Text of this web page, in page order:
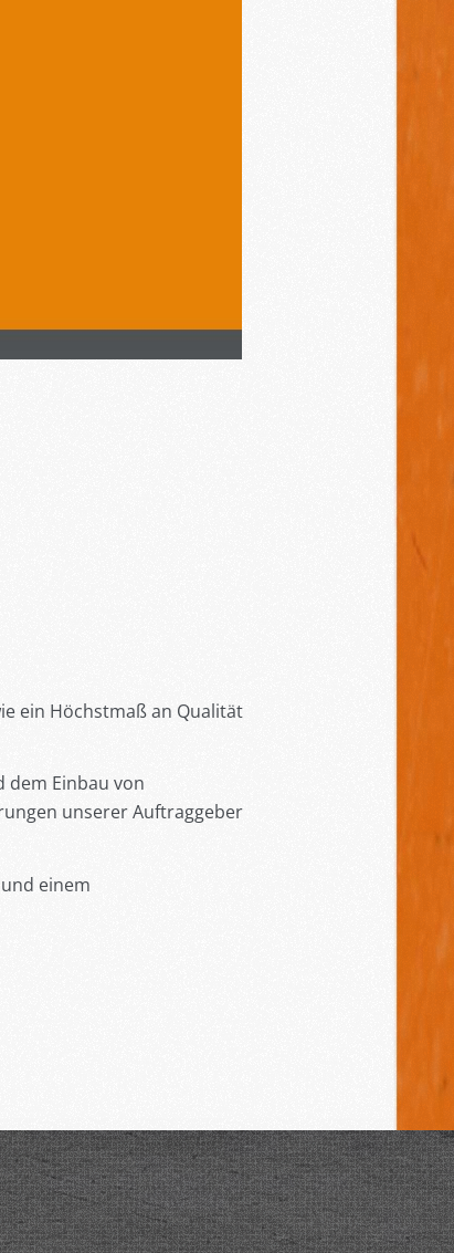
ein Höchstmaß an Qualität
dem Einbau von
unserer Auftraggeber
einem